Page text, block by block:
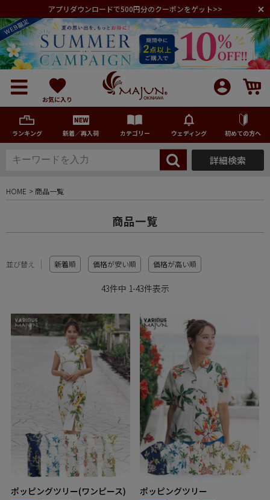
アプリダウンロードで500円分のクーポンをゲット>>
お気に入り
ランキング 新着／再入荷 カテゴリー ウェディング 初めての方へ
メンズ
レディース
キッズ
ペア商品
アウトレット
サイズから探す
レーベルから探す
詳細検索
HOME 商品一覧
商品一覧
並び替え 新着順 価格が安い順 価格が高い順
43件中 1-43件表示
ポッピングツリー(ワンピース) ポッピングツリー